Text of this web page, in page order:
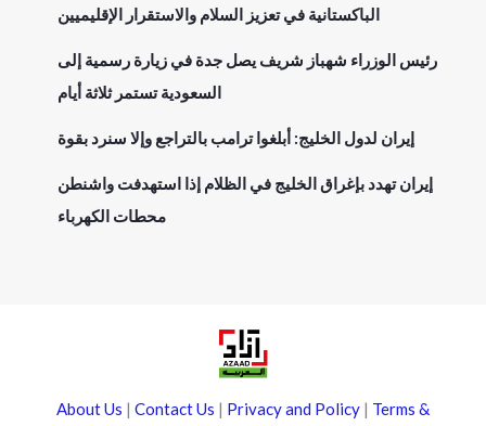
الباكستانية في تعزيز السلام والاستقرار الإقليميين
رئيس الوزراء شهباز شريف يصل جدة في زيارة رسمية إلى
السعودية تستمر ثلاثة أيام
إيران لدول الخليج: أبلغوا ترامب بالتراجع وإلا سنرد بقوة
إيران تهدد بإغراق الخليج في الظلام إذا استهدفت واشنطن
محطات الكهرباء
About Us | Contact Us | Privacy and Policy | Terms &